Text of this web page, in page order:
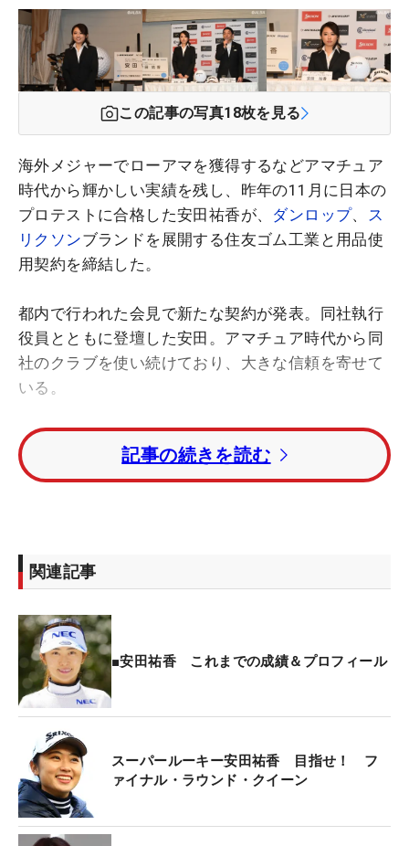
この記事の写真18枚を見る
海外メジャーでローアマを獲得するなどアマチュア
時代から輝かしい実績を残し、昨年の11月に日本の
プロテストに合格した安田祐香が、 ダンロップ、 ス
リクソンブランドを展開する住友ゴム工業と用品使
用契約を締結した。
都内で行われた会見で新たな契約が発表。同社執行
役員とともに登壇した安田。アマチュア時代から同
社のクラブを使い続けており、大きな信頼を寄せて
いる。
「私を正しく導いてくれた先生や両親に感謝しま
す」。まずは感謝の言葉を述べ、契約については、
「ダンロップさんとともにプロツアーに取り組める
今季はQTランキング2位の資格で前半戦にはフル参
戦の予定。将来的には米ツアー参戦を目標にしてい
プ、スリクソン
以下、安田祐香のコメント
「このたび、住友ゴム工業様とゴルフ用品の使用契
約をすることになりました。
生の時に使い始めとても打ちやすかったことを記憶
しています。中学生になり、初めて自分で購入した
クラブはゼクシオ
ップとともにありました。これからも、ともに歩め
記事の続きを読む
関連記事
■安田祐香 これまでの成績＆プロフィール
スーパールーキー安田祐香 目指せ！ フ
ァイナル・ラウンド・クイーン